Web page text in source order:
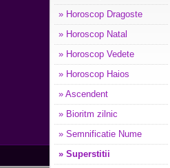
» Horoscop Dragoste
» Horoscop Natal
» Horoscop Vedete
» Horoscop Haios
» Ascendent
» Bioritm zilnic
» Semnificatie Nume
» Superstitii